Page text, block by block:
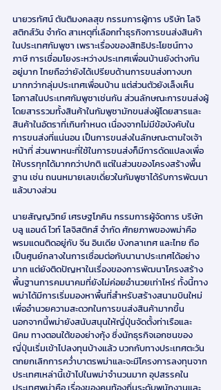
นายวรทัศน์ ตันติมงคลสุข กรรมการผู้การ บริษัท โลจิ
สติกส์วัน จำกัด สาเหตุที่เลือกทำธุรกิจการขนส่งสินค้า
ในประเทศกัมพูชา เพราะเรื่องของสิทธิประโยชน์ทาง
ภาษี การเชื่อมโยงระหว่างประเทศเพื่อนบ้านยังต่างกัน
อยู่มาก ไทยถือว่ายังได้เปรียบด้านการขนส่งทางบก
มากกว่ากลุ่มประเทศเพื่อนบ้าน แต่ส่วนตัวยังเล็งเห็น
โอกาสในประเทศกัมพูชาเช่นกัน ส่วนลักษณะการขนส่งผู้
โดยสารรวมทั้งสินค้าในกัมพูชามักขนส่งผู้โดยสารและ
สินค้าในอัตราที่เกินกำหนด เนื่องจากไม่มีข้อบังคับใน
การขนส่งที่แน่นอน เป็นการขนส่งในลักษณะตามใจเจ้า
หน้าที่ ส่วนพาหนะที่ใช้ในการขนส่งก็มีการดัดแปลงเพื่อ
ให้บรรทุกได้มากกว่าปกติ แต่ในส่วนของโครงสร้างพื้น
ฐาน เช่น ถนนหมายเลขเดี่ยวในกัมพูชาได้รับการพัฒนา
แล้วบางส่วน
นายสัญญวิทย์ เศรษฐโภคิน กรรมการผู้จัดการ บริษัท
บลู แอนด์ ไวท์ โลจิสติกส์ จำกัด ศักยภาพของพม่าคือ
พรมแดนติดอยู่กับ จีน อินเดีย บังกลาเทศ และไทย ถือ
เป็นศูนย์กลางในการเชื่อมต่อกับนานาประเทศได้อย่าง
มาก แต่ยังติดปัญหาในเรื่องของการพัฒนาโครงสร้าง
พื้นฐานการคมนาคมที่ยังไม่ค่อยอำนวยเท่าไหร่ ทั้งนี้ทาง
พม่าได้มีการเริ่มมองหาพื้นที่สำหรับสร้างสนามบินใหม่
เพื่ออำนวยความสะดวกในการขนส่งสินค้ามากขึ้น
นอกจากนี้พม่ายังสนับสนุนให้ญี่ปุ่นจัดตั้งท่าเรือและ
นิคม ทางตอนใต้ของย่างกุ้ง ซึ่งนักธุรกิจเอกชนของ
ญี่ปุ่นเริ่มเข้าไปลงทุนบ้างแล้ว บวกกับทางประเทศตะวัน
ตกยกเลิกการคว่ำบาตรพม่าและจะมีโครงการลงทุนจาก
ประเทศเหล่านี้เข้าไปในพม่าจำนวนมาก อุปสรรคใน